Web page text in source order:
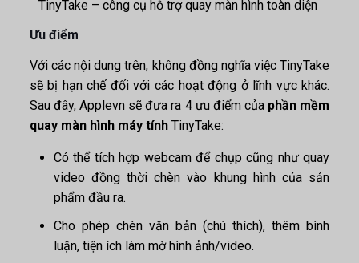
TinyTake – công cụ hỗ trợ quay màn hình toàn diện
Ưu điểm
Với các nội dung trên, không đồng nghĩa việc TinyTake
sẽ bị hạn chế đối với các hoạt động ở lĩnh vực khác.
Sau đây, Applevn sẽ đưa ra 4 ưu điểm của phần mềm
quay màn hình máy tính TinyTake:
Có thể tích hợp webcam để chụp cũng như quay
video đồng thời chèn vào khung hình của sản
phẩm đầu ra.
Cho phép chèn văn bản (chú thích), thêm bình
luận, tiện ích làm mờ hình ảnh/video.